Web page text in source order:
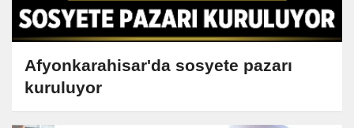
Afyonkarahisar'da sosyete pazarı
kuruluyor